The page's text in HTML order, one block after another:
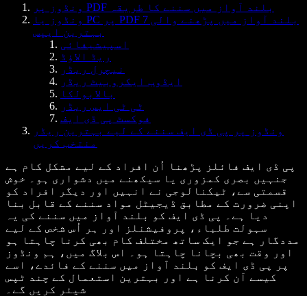
ونڈوز پر PDF بلند آواز میں سننے کا طریقہ
ونڈوز یا PC پر PDF بلند آواز میں پڑھنے والی 7
بہترین ایپس
اسپیشیفائی
ریڈ الاؤڈ
نیچرل ریڈر
ایڈوب ایکروبیٹ ریڈر
بالابولکا
ٹی ٹی ایس ریڈر
فوکسٹ پی ڈی ایف
ونڈوز پر پی ڈی ایف سننے کے لیے بہترین ریڈر
منتخب کریں
پی ڈی ایف فائلز پڑھنا اُن افراد کے لیے مشکل کام ہے
جنہیں بصری کمزوری یا سیکھنے میں دشواری ہو۔ خوش
قسمتی سے، ٹیکنالوجی نے انہیں اور دیگر افراد کو
اپنی ضرورت کے مطابق ڈیجیٹل مواد سننے کے قابل بنا
دیا ہے۔ پی ڈی ایف کو بلند آواز میں سننے کی یہ
سہولت طلباء، پروفیشنلز اور ہر اُس شخص کے لیے
مددگار ہے جو ایک ساتھ مختلف کام بھی کرنا چاہتا ہو
اور وقت بھی بچانا چاہتا ہو۔ اس بلاگ میں، ہم ونڈوز
پر پی ڈی ایف کو بلند آواز میں سننے کے فائدے، اسے
کیسے آن کرنا ہے اور بہترین استعمال کے چند ٹپس
شیئر کریں گے۔